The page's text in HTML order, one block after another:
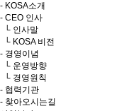
- KOSA소개
- CEO 인사
└ 인사말
└ KOSA 비전
- 경영이념
└ 운영방향
└ 경영원칙
- 협력기관
- 찾아오시는길